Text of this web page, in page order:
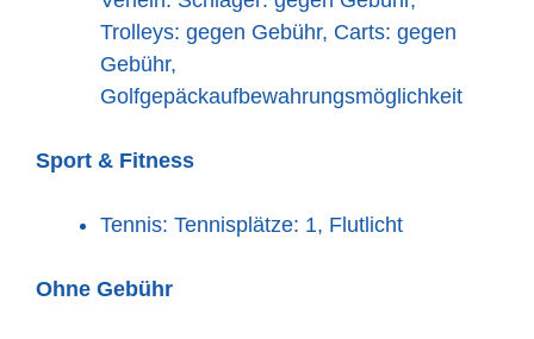
Trolleys: gegen Gebühr, Carts: gegen
Gebühr,
Golfgepäckaufbewahrungsmöglichkeit
Sport & Fitness
Tennis: Tennisplätze: 1, Flutlicht
Ohne Gebühr